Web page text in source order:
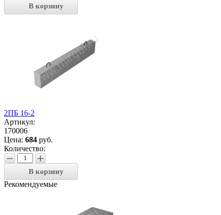
В корзину
2ПБ 16-2
Артикул:
170006
Цена: 684 руб.
Количество:
− +
В корзину
Рекомендуемые